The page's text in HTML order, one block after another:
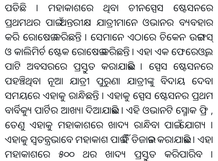
ପଡିଛି । ମହାକାଶରେ ଥିବା ଚୀନସ୍ପେସ ଷ୍ଟେସନରେ
ପ୍ରଥମଥର ପାଇଁ ଅନ୍ତରୀକ୍ଷ ଯାତ୍ରୀମାନେ ଓଭାନର ବ୍ୟବହାର
କରି ରୋଷେଇ କରିଛନ୍ତି । ସେମାନେ ଏଠାରେ ଚିକେନ ଉଇଙ୍ଗସ୍‌
ଓ କାଲିମିର୍ଚ ଷ୍ଟେକ ରୋଷେଇ କରିଛନ୍ତି । ଏହା ଏକ ଫେରେଓ୍ୱଲ
ପାଟି ଅବସରରେ ପ୍ରସ୍ତୁତ କରାଯାଇଛି । ସ୍ପେସ ଷ୍ଟେସନରେ
ପହଞ୍ଚିଥିବା ନୂଆ ଯାତ୍ରୀ ପୁରୁଣା ଯାତ୍ରୀଙ୍କୁ ବିଦାୟ ଦେବା
ସମୟରେ ଏହାକୁ ରାନ୍ଧିଛନ୍ତି । ଏହାକୁ ସ୍ପେସ ଷ୍ଟେସନର ପ୍ରଥମ
ବାର୍ବିକ୍ୟୁ ପାର୍ଟିର ଆଖ୍ୟା ଦିଆଯାଇଛି । ଏହି ଓଭାନଟି ସ୍ମୋକ ଫ୍ରି ,
ତେଣୁ ଏହାକୁ ମହାକାଶରେ ଖାଦ୍ୟ ରାନ୍ଧିବା ପାଇଁ ଯୋଗ୍ୟ ।
ଏହାକୁ ସ୍ୱତନ୍ତ୍ରଭାବେ ମହାକାଶ ପାଇଁ ହିଁ ଡିଜାଇନ କରାଯାଇଛି । ଏହା
ମହାକାଶରେ ୫୦୦ ଥର ଖାଦ୍ୟ ପ୍ରସ୍ତୁତ କରିପାରିବ ।